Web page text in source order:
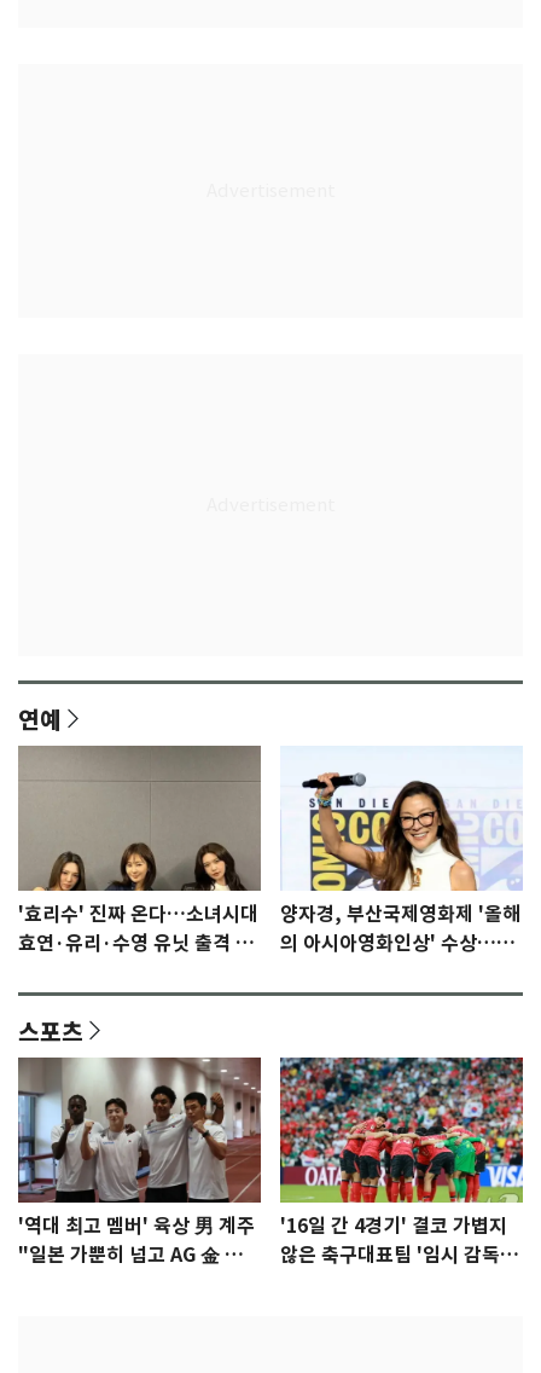
연예
'효리수' 진짜 온다…소녀시대
효연·유리·수영 유닛 출격 [N
양자경, 부산국제영화제 '올해
의 아시아영화인상' 수상…15
스포츠
'역대 최고 멤버' 육상 男 계주
"일본 가뿐히 넘고 AG 金 따겠
'16일 간 4경기' 결코 가볍지
않은 축구대표팀 '임시 감독'